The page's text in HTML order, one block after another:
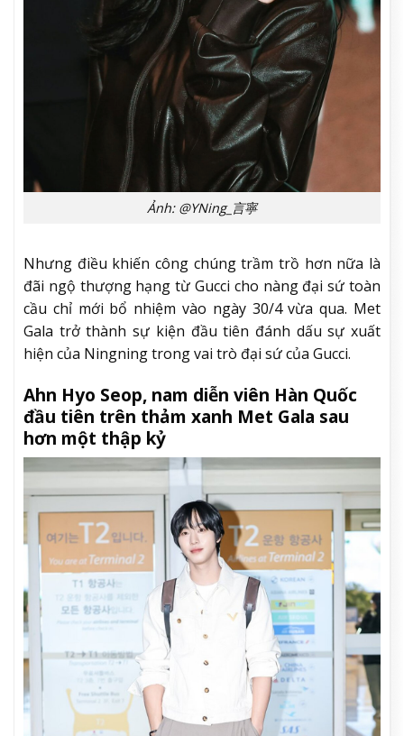
Ảnh: @YNing_言寧
Nhưng điều khiến công chúng trầm trồ hơn nữa là
đãi ngộ thượng hạng từ Gucci cho nàng đại sứ toàn
cầu chỉ mới bổ nhiệm vào ngày 30/4 vừa qua. Met
Gala trở thành sự kiện đầu tiên đánh dấu sự xuất
hiện của Ningning trong vai trò đại sứ của Gucci.
Ahn Hyo Seop, nam diễn viên Hàn Quốc
đầu tiên trên thảm xanh Met Gala sau
hơn một thập kỷ